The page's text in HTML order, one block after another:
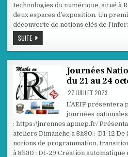
technologies du numérique, situé à
deux espaces d’exposition. Un
découverte de notions clés de
SUITEUN
GROUPE
DE
ÉLÈVES
DU
LYCÉE
VAN
GOGH
D’AUBERGENVILLE
À
LA
DÉCOUVERTE
DES
SCIENCES
DU
NUMÉRIQUE
CHEZ
INRIA
Journées
du 21 au 24
27 JUILLET 2023
L’AEIF présentera
journées nationales
: https://jnrennes.apmep.fr/
ateliers Dimanche à 8h30 : D1-12 De
notions de programmation,
à 8h30 : D1-29 Création